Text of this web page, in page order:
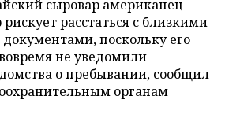
сыровар американец
расстаться с близкими
поскольку его
не уведомили
о пребывании, сообщил
органам